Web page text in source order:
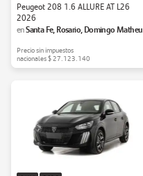
Peugeot 208 1.6 ALLURE AT L26
2026
enSanta Fe, Rosario, Domingo Matheu
Precio sin impuestos
nacionales$ 27.123.140